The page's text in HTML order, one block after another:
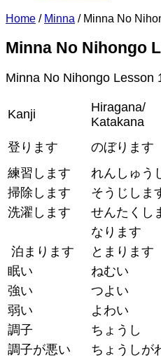
Home / Minna / Minna No
Minna No Nihongo
Minna No Nihongo Lesson
Kanji
Hiragana/
Katakana
登ります のぼります
練習します
れんしゅう
掃除します
そうじしま
洗濯します
せんたくし
なります
泊まります
とまります
眠い
ねむい
強い
つよい
弱い
よわい
調子
ちょうし
調子が悪い
ちょうしが